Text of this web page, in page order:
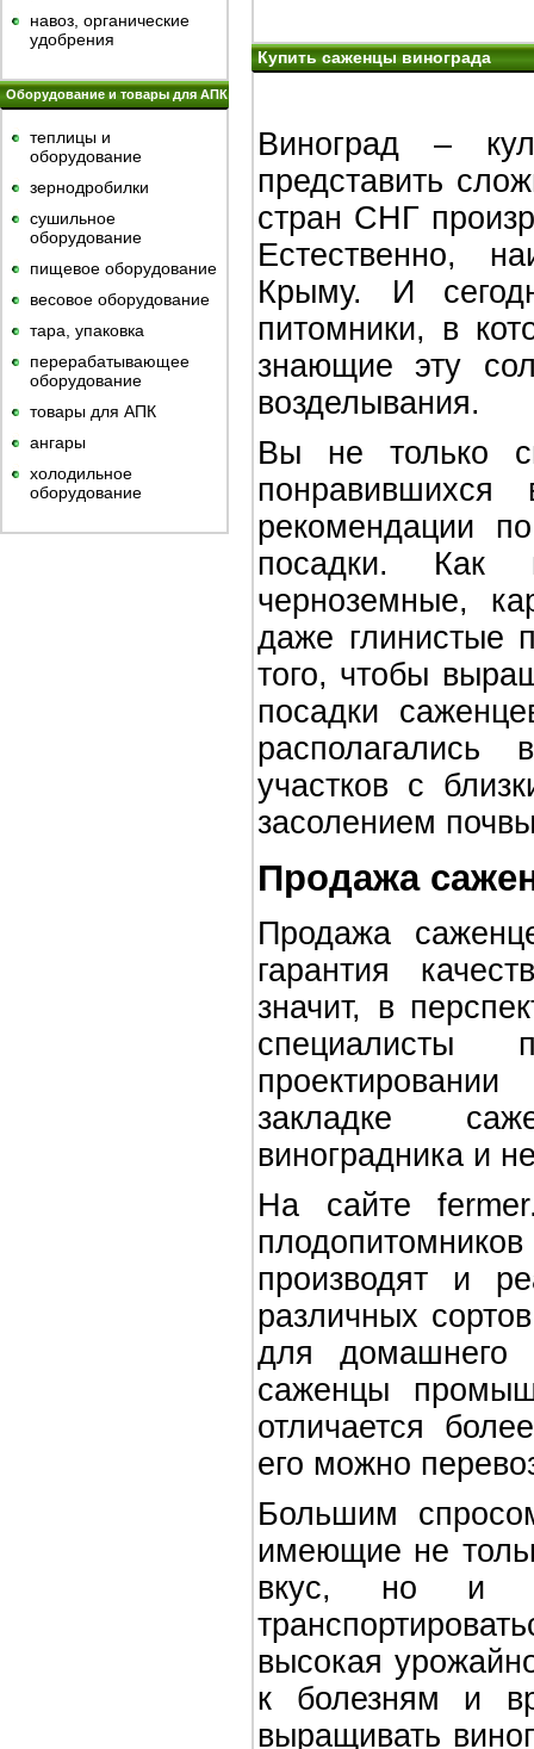
навоз, органические
удобрения
Оборудование и товары для АПК
теплицы и
оборудование
зернодробилки
сушильное
оборудование
пищевое оборудование
весовое оборудование
тара, упаковка
перерабатывающее
оборудование
товары для АПК
ангары
холодильное
оборудование
Купить саженцы винограда
Виноград –
представить
стран СНГ
Естественно,
Крыму. И
питомники, в
знающие эту
возделывания.
Вы не только
рекомендации
посадки. Как
черноземные,
даже глинистые
того, чтобы
посадки
участков с
засолением
Продажа
Продажа
гарантия
значит, в
специалисты
закладке
виноградника и
На сайте
производят и
различных
для домашнего
саженцы
отличается
его можно
Большим
имеющие не
вкус, но и
высокая
к болезням и
выращивать